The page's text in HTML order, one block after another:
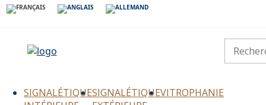
SIGNALÉTIQUESIGNALÉTIQUEVITROPHANIE